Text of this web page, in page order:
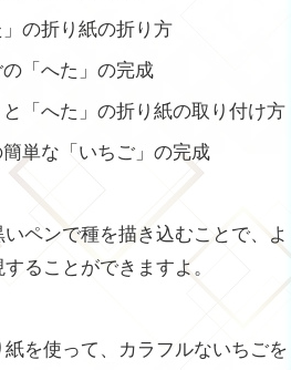
の折り紙の折り方
「へた」の完成
「へた」の折り紙の取り付け方
単な「いちご」の完成
ペンで種を描き込むことで、よ
ることができますよ。
を使って、カラフルないちごを